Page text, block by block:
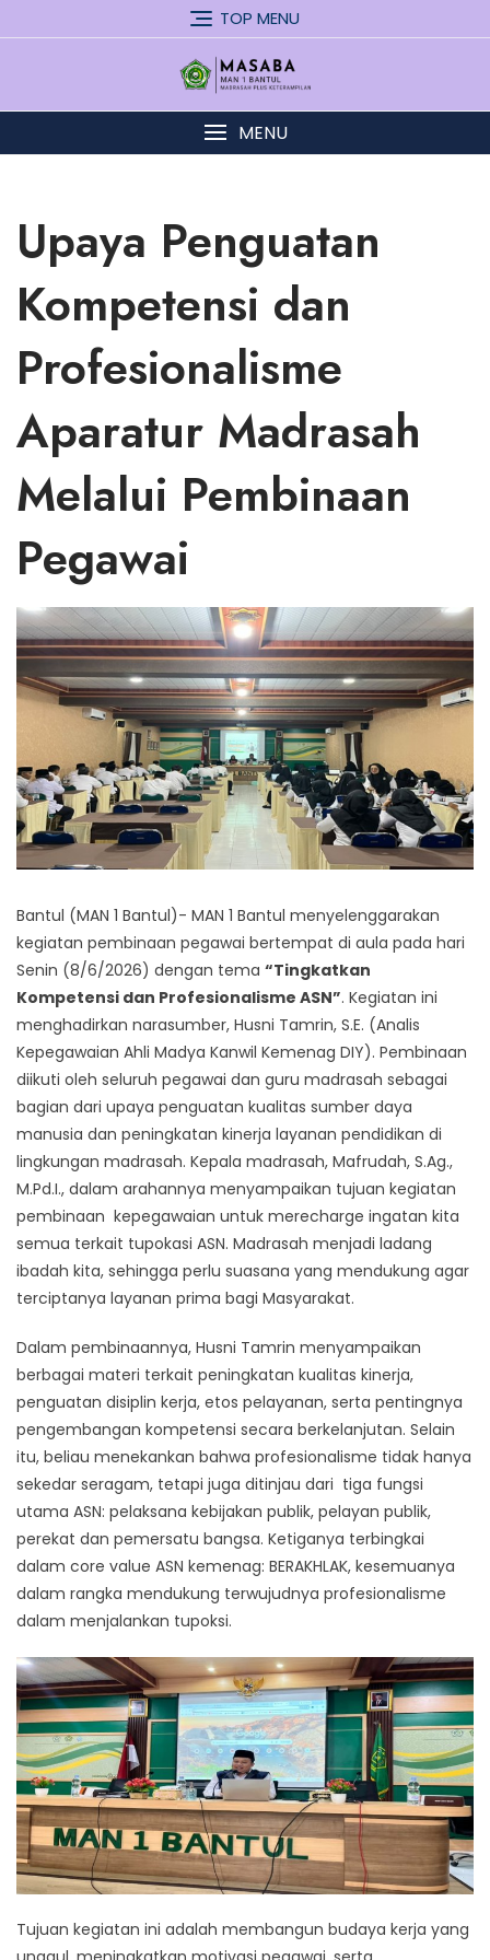
to
TOP MENU
MENU
Upaya Penguatan
Kompetensi dan
Profesionalisme
Aparatur Madrasah
Melalui Pembinaan
Pegawai
Bantul (MAN 1 Bantul)- MAN 1 Bantul menyelenggarakan
kegiatan pembinaan pegawai bertempat di aula pada hari
Senin (8/6/2026) dengan tema “Tingkatkan
Kompetensi dan Profesionalisme ASN”. Kegiatan ini
menghadirkan narasumber, Husni Tamrin, S.E. (Analis
Kepegawaian Ahli Madya Kanwil Kemenag DIY). Pembinaan
diikuti oleh seluruh pegawai dan guru madrasah sebagai
bagian dari upaya penguatan kualitas sumber daya
manusia dan peningkatan kinerja layanan pendidikan di
lingkungan madrasah. Kepala madrasah, Mafrudah, S.Ag.,
M.Pd.I., dalam arahannya menyampaikan tujuan kegiatan
pembinaan kepegawaian untuk merecharge ingatan kita
semua terkait tupokasi ASN. Madrasah menjadi ladang
ibadah kita, sehingga perlu suasana yang mendukung agar
terciptanya layanan prima bagi Masyarakat.
Dalam pembinaannya, Husni Tamrin menyampaikan
berbagai materi terkait peningkatan kualitas kinerja,
penguatan disiplin kerja, etos pelayanan, serta pentingnya
pengembangan kompetensi secara berkelanjutan. Selain
itu, beliau menekankan bahwa profesionalisme tidak hanya
sekedar seragam, tetapi juga ditinjau dari tiga fungsi
utama ASN: pelaksana kebijakan publik, pelayan publik,
perekat dan pemersatu bangsa. Ketiganya terbingkai
dalam core value ASN kemenag: BERAKHLAK, kesemuanya
dalam rangka mendukung terwujudnya profesionalisme
dalam menjalankan tupoksi.
Tujuan kegiatan ini adalah membangun budaya kerja yang